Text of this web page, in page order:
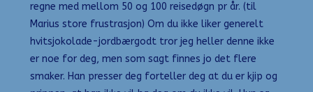
regne med mellom 50 og 100 reisedøgn pr år. (til
Marius store frustrasjon) Om du ikke liker generelt
hvitsjokolade-jordbærgodt tror jeg heller denne ikke
er noe for deg, men som sagt finnes jo det flere
smaker. Han presser deg forteller deg at du er kjip og